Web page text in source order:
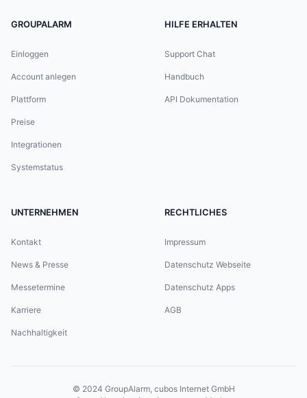
GROUPALARM
Einloggen
Account anlegen
Plattform
Preise
Integrationen
Systemstatus
HILFE ERHALTEN
Support Chat
Handbuch
API Dokumentation
UNTERNEHMEN
Kontakt
News & Presse
Messetermine
Karriere
Nachhaltigkeit
RECHTLICHES
Impressum
Datenschutz Webseite
Datenschutz Apps
AGB
© 2024 GroupAlarm, cubos Internet GmbH